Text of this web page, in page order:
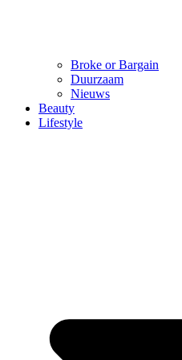
Broke or Bargain
Duurzaam
Nieuws
Beauty
Lifestyle